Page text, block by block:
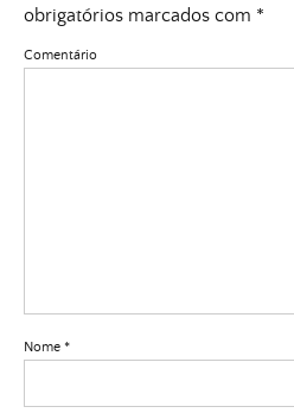
obrigatórios marcados com *
Comentário
Nome *